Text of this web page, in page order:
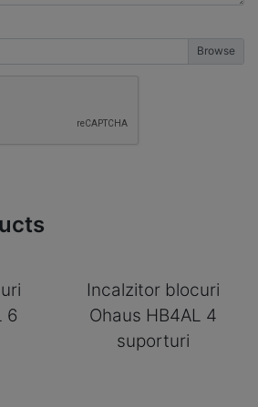
6
Incalzitor blocuri
Ohaus HB4AL 4
suporturi